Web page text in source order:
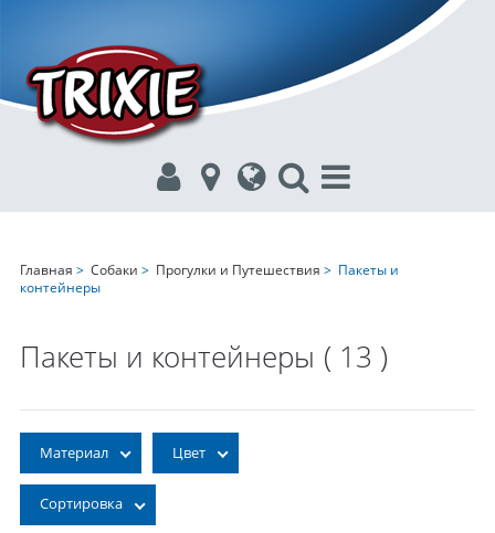
Главная > Собаки > Прогулки и Путешествия > Пакеты и
контейнеры
Пакеты и контейнеры ( 13 )
Материал Цвет
Сортировка